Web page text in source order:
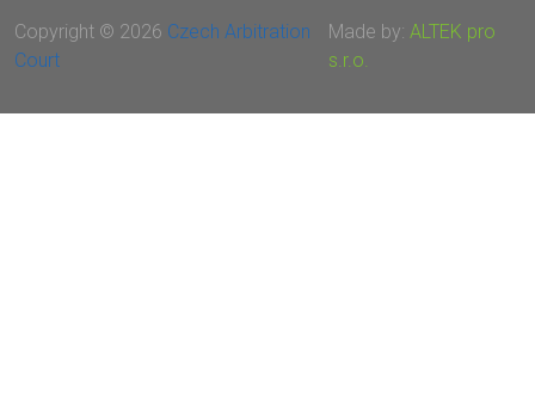
Copyright © 2026 Czech Arbitration
Court
Made by: ALTEK pro
s.r.o.